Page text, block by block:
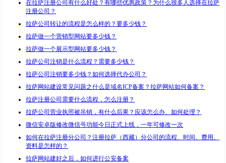
在拉萨注册公司有什么好处？有哪些优惠政策？为什么很多人选择在拉萨
注册公司？
拉萨公司转让的流程是怎么样的？要多少钱？
拉萨做一个营销型网站要多少钱？
拉萨做一个展示型网站要多少钱？
拉萨公司注销是什么流程？需要多少钱？
拉萨公司注销要多少钱？如何选择代办公司？
拉萨网站建设常见问题之什么是域名ICP备案？拉萨网站如何备案？
拉萨注册公司需要什么流程，怎么注册？
拉萨公司营业执照被吊销，有什么后果？应该怎么办、如何处理？
微信安卓版修改微信号功能今日正式上线，一年可修改一次
如何在拉萨注册分公司？注册拉萨（西藏）分公司的流程、时间、费用、
资料是怎样的？
拉萨网站建好之后，如何进行公安备案